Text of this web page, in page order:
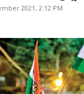
2021, 2:12 PM